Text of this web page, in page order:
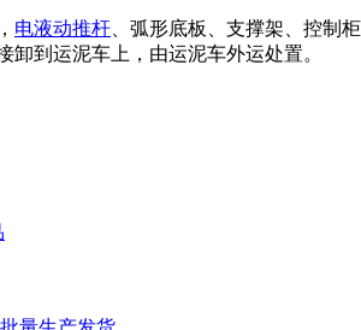
电液动推杆 、弧形底板、支撑架、控制
到运泥车上，由运泥车外运处置。